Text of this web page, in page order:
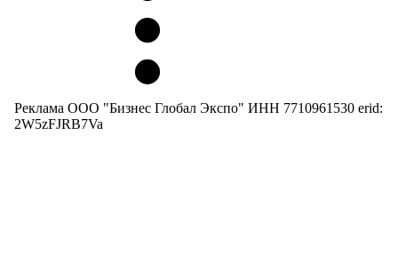
Реклама ООО "Бизнес Глобал Экспо" ИНН 7710961530 erid:
2W5zFJRB7Va